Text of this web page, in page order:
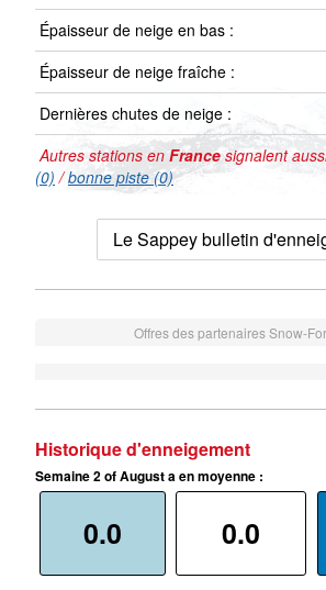
Épaisseur de neige en bas :
Épaisseur de neige fraîche :
Dernières chutes de neige :
Autres stations en Francesignalent
(0) /bonne piste (0)
Le Sappey bulletin
Offres des partenaires Snow-
Historique d'enneigement
Semaine 2 of August a en moyenne :
0.0 0.0